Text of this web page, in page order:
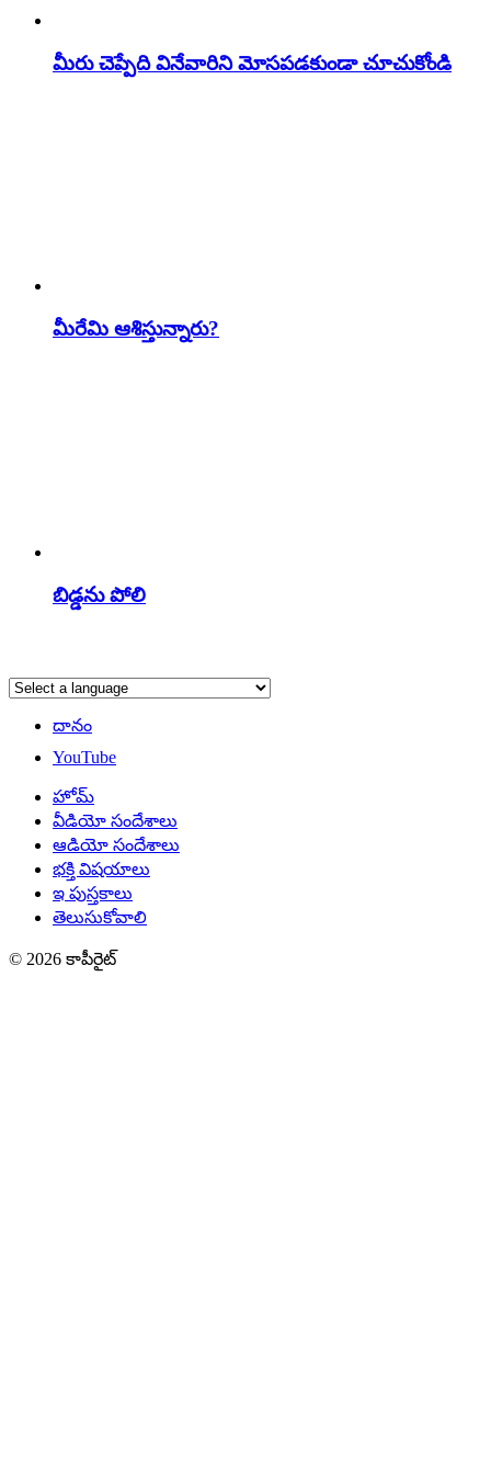
మీరు చెప్పేది వినేవారిని మోసపడకుండా చూచుకోండి
మీరేమి ఆశిస్తున్నారు?
బిడ్డను పోలి
దానం
YouTube
హోమ్
వీడియో సందేశాలు
ఆడియో సందేశాలు
భక్తి విషయాలు
ఇ పుస్తకాలు
తెలుసుకోవాలి
© 2026 కాపీరైట్